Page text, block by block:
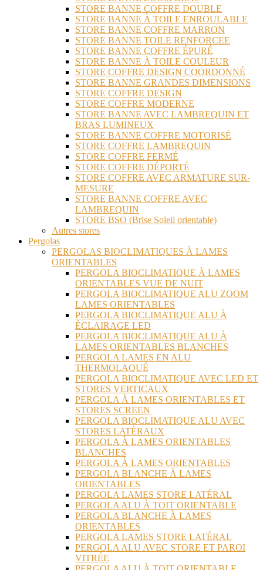
STORE BANNE COFFRE DOUBLE
STORE BANNE À TOILE ENROULABLE
STORE BANNE COFFRE MARRON
STORE BANNE TOILE RENFORCEE
STORE BANNE COFFRE ÉPURÉ
STORE BANNE À TOILE COULEUR
STORE COFFRE DESIGN COORDONNÉ
STORE BANNE GRANDES DIMENSIONS
STORE COFFRE DESIGN
STORE COFFRE MODERNE
STORE BANNE AVEC LAMBREQUIN ET
BRAS LUMINEUX
STORE BANNE COFFRE MOTORISÉ
STORE COFFRE LAMBREQUIN
STORE COFFRE FERMÉ
STORE COFFRE DÉPORTÉ
STORE COFFRE AVEC ARMATURE SUR-
MESURE
STORE BANNE COFFRE AVEC
LAMBREQUIN
STORE BSO (Brise Soleil orientable)
Autres stores
Pergolas
PERGOLAS BIOCLIMATIQUES À LAMES
ORIENTABLES
PERGOLA BIOCLIMATIQUE À LAMES
ORIENTABLES VUE DE NUIT
PERGOLA BIOCLIMATIQUE ALU ZOOM
LAMES ORIENTABLES
PERGOLA BIOCLIMATIQUE ALU À
ÉCLAIRAGE LED
PERGOLA BIOCLIMATIQUE ALU À
LAMES ORIENTABLES BLANCHES
PERGOLA LAMES EN ALU
THERMOLAQUÉ
PERGOLA BIOCLIMATIQUE AVEC LED ET
STORES VERTICAUX
PERGOLA À LAMES ORIENTABLES ET
STORES SCREEN
PERGOLA BIOCLIMATIQUE ALU AVEC
STORES LATÉRAUX
PERGOLA À LAMES ORIENTABLES
BLANCHES
PERGOLA À LAMES ORIENTABLES
PERGOLA BLANCHE À LAMES
ORIENTABLES
PERGOLA LAMES STORE LATÉRAL
PERGOLA ALU À TOIT ORIENTABLE
PERGOLA BLANCHE À LAMES
ORIENTABLES
PERGOLA LAMES STORE LATÉRAL
PERGOLA ALU AVEC STORE ET PAROI
VITRÉE